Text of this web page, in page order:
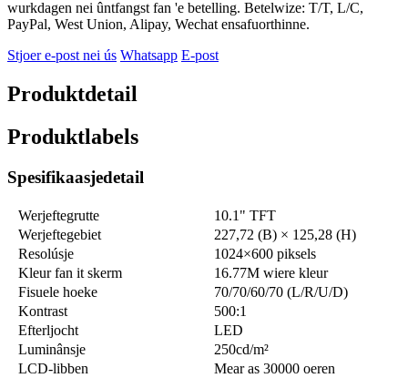
wurkdagen nei ûntfangst fan 'e betelling. Betelwize: T/T, L/C,
PayPal, West Union, Alipay, Wechat ensafuorthinne.
Stjoer e-post nei ús Whatsapp E-post
Produktdetail
Produktlabels
Spesifikaasjedetail
Werjeftegrutte
10.1" TFT
Werjeftegebiet
227,72 (B) × 125,28 (H)
Resolúsje
1024×600 piksels
Kleur fan it skerm
16.77M wiere kleur
Fisuele hoeke
70/70/60/70 (L/R/U/D)
Kontrast
500:1
Efterljocht
LED
Luminânsje
250cd/m²
LCD-libben
Mear as 30000 oeren